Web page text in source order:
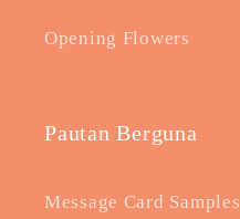
Opening Flowers
Pautan Berguna
Message Card Samples